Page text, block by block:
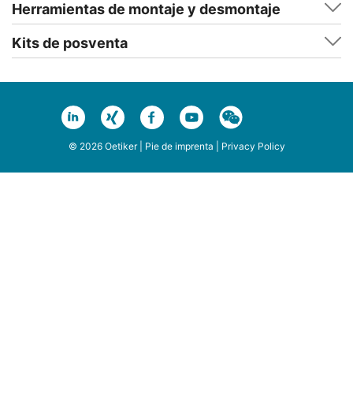
Herramientas de montaje y desmontaje
Kits de posventa
© 2026 Oetiker | Pie de imprenta Privacy Policy